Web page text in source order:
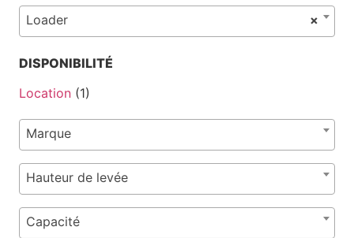
×
Loader
DISPONIBILITÉ
Location (1)
Marque
Hauteur de levée
Capacité